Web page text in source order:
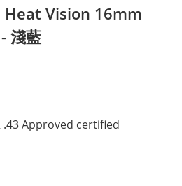
Heat Vision 16mm
淺藍
.43 Approved certified